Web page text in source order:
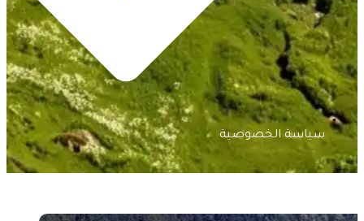
سياسة الخصوصية